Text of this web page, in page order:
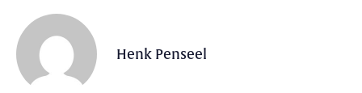
Henk Penseel